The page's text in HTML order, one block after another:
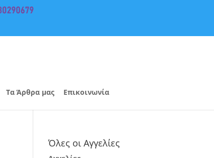
Τα Άρθρα μας Επικοινωνία
Όλες οι Αγγελίες